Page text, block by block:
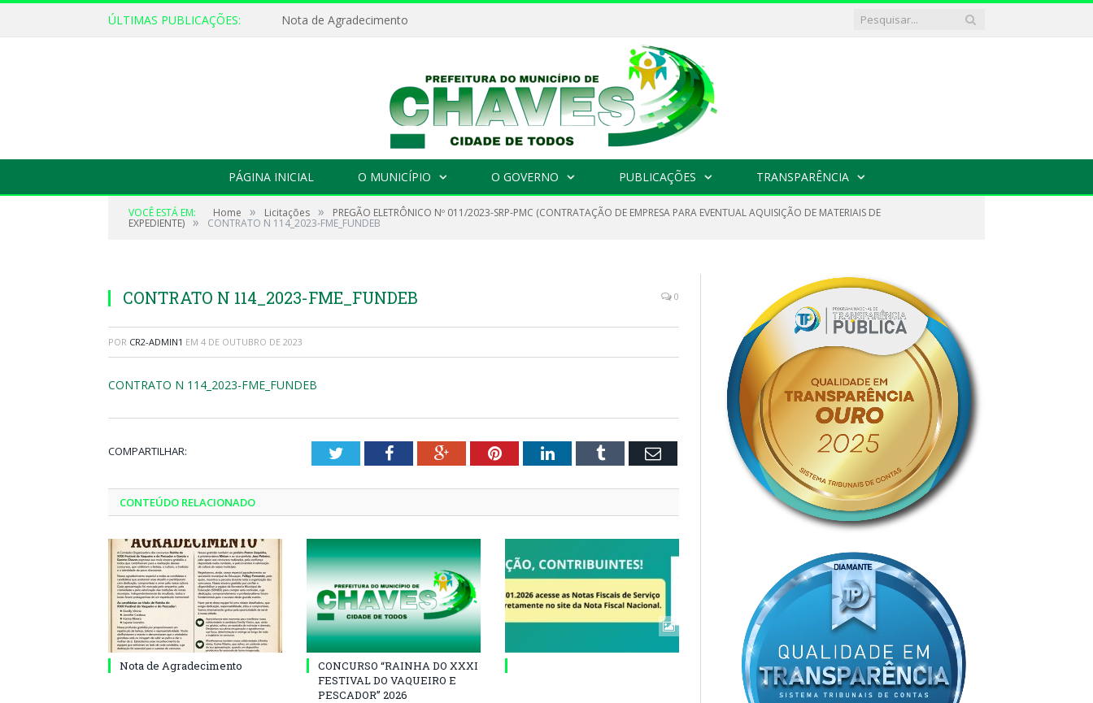
ÚLTIMAS PUBLICAÇÕES: Nota de Agradecimento
PÁGINA INICIAL O MUNICÍPIO O GOVERNO PUBLICAÇÕES TRANSPARÊNCIA
VOCÊ ESTÁ EM: Home » Licitações » PREGÃO ELETRÔNICO Nº 011/2023-SRP-PMC (CONTRATAÇÃO DE EMPRESA PARA EVENTUAL AQUISIÇÃO DE MATERIAIS DE
EXPEDIENTE) » CONTRATO N 114_2023-FME_FUNDEB
CONTRATO N 114_2023-FME_FUNDEB 0
POR CR2-ADMIN1 EM 4 DE OUTUBRO DE 2023
CONTRATO N 114_2023-FME_FUNDEB
COMPARTILHAR: TwitterFacebookGoogle+PinterestLinkedInTumblr Email
CONTEÚDO RELACIONADO
Nota de Agradecimento
CONCURSO “RAINHA DO XXXI
FESTIVAL DO VAQUEIRO E
PESCADOR” 2026